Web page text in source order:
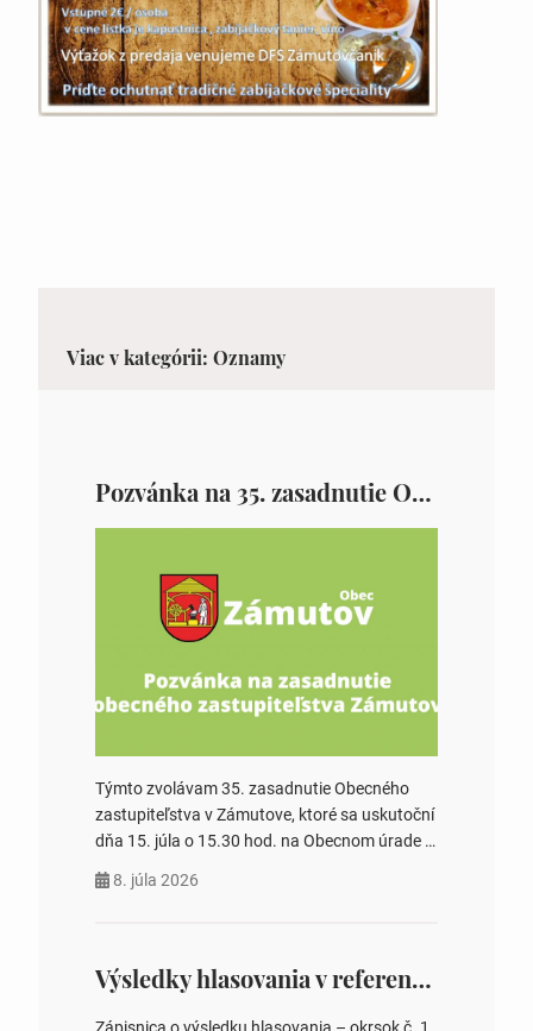
Viac v kategórii: Oznamy
Pozvánka na 35. zasadnutie OZ v Zámutove
Týmto zvolávam 35. zasadnutie Obecného
zastupiteľstva v Zámutove, ktoré sa uskutoční
dňa 15. júla o 15.30 hod. na Obecnom úrade v
rokovania 2. Schválenie návrhovej komisie a
zastupiteľstiev, počtu poslancov obecných
zastupiteľstiev v nich 4. Schválenie odpredaja
obecného pozemku –…
8. júla 2026
Výsledky hlasovania v referende 2026